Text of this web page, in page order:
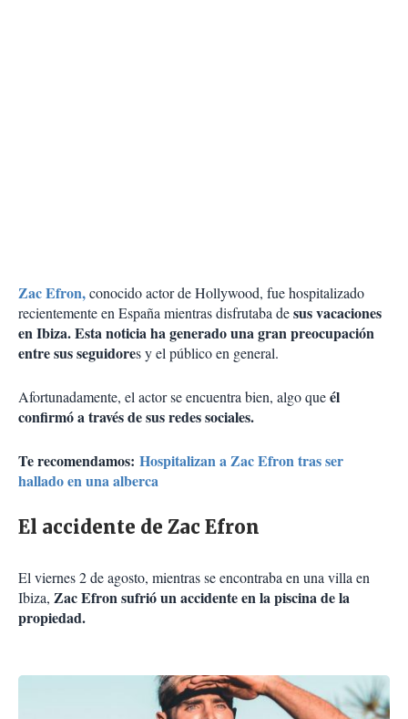
Zac Efron,conocido actor de Hollywood, fue hospitalizado
recientemente en España mientras disfrutaba desus vacaciones
en Ibiza. Esta noticia ha generado una gran preocupación
entre sus seguidores y el público en general.
Afortunadamente, el actor se encuentra bien, algo queél
confirmó a través de sus redes sociales.
Te recomendamos: Hospitalizan a Zac Efron tras ser
hallado en una alberca
El accidente de Zac Efron
El viernes 2 de agosto, mientras se encontraba en una villa en
Ibiza, Zac Efron sufrió un accidente en la piscina de la
propiedad.